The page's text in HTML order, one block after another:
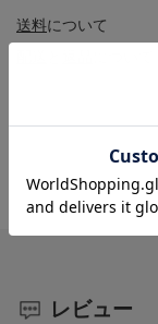
送料について
レビュー